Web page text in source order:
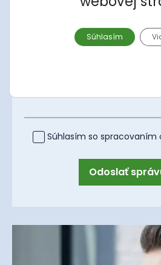
Súhlasím so spracovaním
Odoslať
Súhlasím